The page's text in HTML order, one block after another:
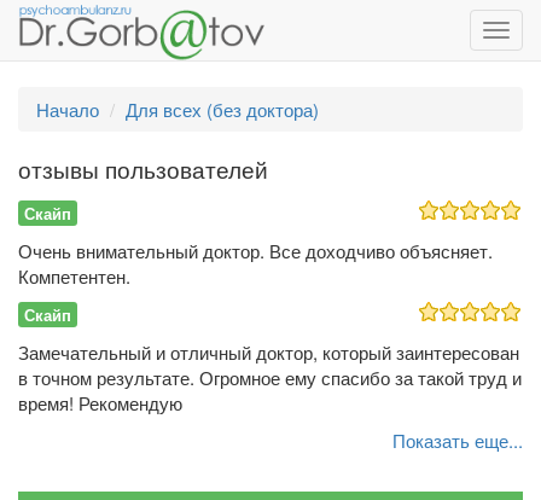
Начало
Для всех (без доктора)
отзывы пользователей
Скайп
Очень внимательный доктор. Все доходчиво объясняет.
Компетентен.
Скайп
Замечательный и отличный доктор, который заинтересован
в точном результате. Огромное ему спасибо за такой труд и
время! Рекомендую
Показать еще...